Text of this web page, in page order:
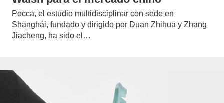
Pocca, el estudio multidisciplinar con sede en
Shanghái, fundado y dirigido por Duan Zhihua y Zhang
Jiacheng, ha sido el…